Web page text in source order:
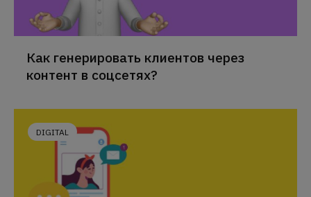
Как генерировать клиентов через
контент в соцсетях?
DIGITAL